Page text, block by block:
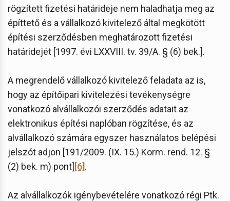
rögzített fizetési határideje nem haladhatja meg az
építtető és a vállalkozó kivitelező által megkötött
építési szerződésben meghatározott fizetési
határidejét [1997. évi LXXVIII. tv. 39/A. § (6) bek.].
A megrendelő vállalkozó kivitelező feladata az is,
hogy az építőipari kivitelezési tevékenységre
vonatkozó alvállalkozói szerződés adatait az
elektronikus építési naplóban rögzítése, és az
alvállalkozó számára egyszer használatos belépési
jelszót adjon [191/2009. (IX. 15.) Korm. rend. 12. §
(2) bek. m) pont] [6].
Az alvállalkozók igénybevételére vonatkozó régi Ptk.